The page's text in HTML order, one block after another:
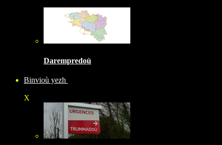
Darempredoù
Binvioù yezh
X